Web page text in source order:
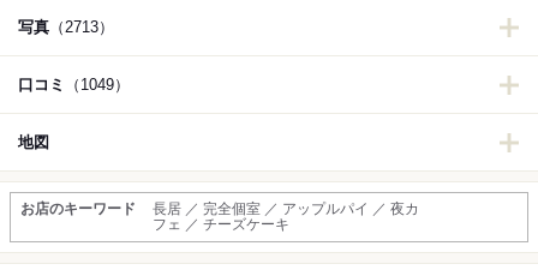
写真 （2713）
口コミ （1049）
地図
お店のキーワード
長居 ／ 完全個室 ／ アップルパイ ／ 夜カ
フェ ／ チーズケーキ